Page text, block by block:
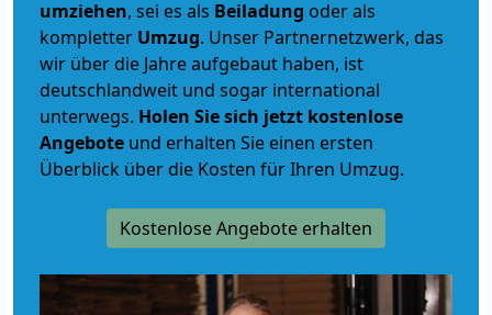
umziehen, sei es als Beiladung oder als
kompletter Umzug. Unser Partnernetzwerk, das
wir über die Jahre aufgebaut haben, ist
deutschlandweit und sogar international
unterwegs. Holen Sie sich jetzt kostenlose
Angebote und erhalten Sie einen ersten
Überblick über die Kosten für Ihren Umzug.
Kostenlose Angebote erhalten